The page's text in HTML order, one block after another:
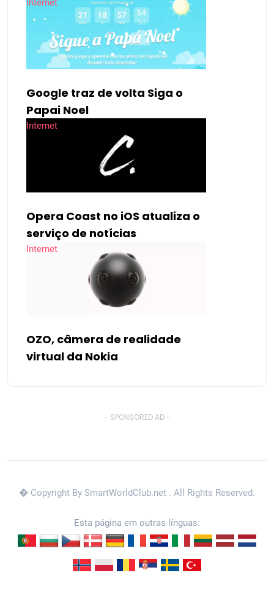
Internet
Google traz de volta Siga o
Papai Noel
Internet
Opera Coast no iOS atualiza o
serviço de notícias
Internet
OZO, câmera de realidade
virtual da Nokia
- SPONSORED AD -
� Copyright By SmartWorldClub.net . All Rights Reserved.
Esta página em outras línguas: